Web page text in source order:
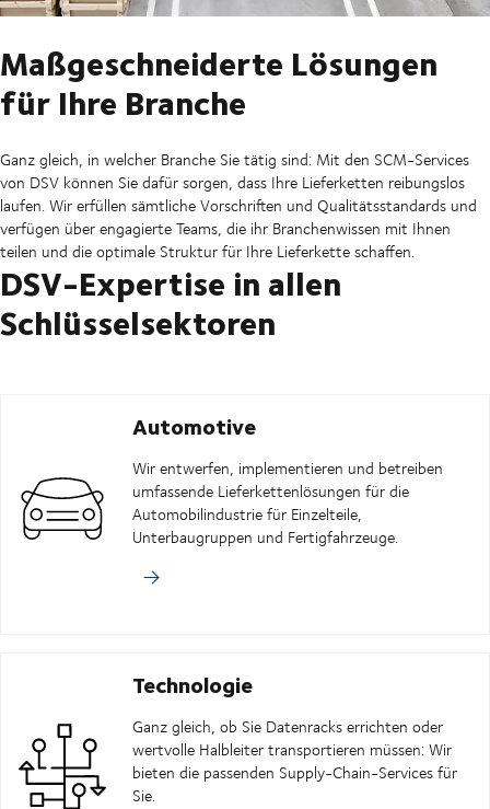
Maßgeschneiderte Lösungen
für Ihre Branche
Ganz gleich, in welcher Branche Sie tätig sind: Mit den SCM-Services
von DSV können Sie dafür sorgen, dass Ihre Lieferketten reibungslos
laufen. Wir erfüllen sämtliche Vorschriften und Qualitätsstandards und
verfügen über engagierte Teams, die ihr Branchenwissen mit Ihnen
teilen und die optimale Struktur für Ihre Lieferkette schaffen.
DSV-Expertise in allen
Schlüsselsektoren
Automotive
Wir entwerfen, implementieren und betreiben
umfassende Lieferkettenlösungen für die
Automobilindustrie für Einzelteile,
Unterbaugruppen und Fertigfahrzeuge.
Technologie
Ganz gleich, ob Sie Datenracks errichten oder
wertvolle Halbleiter transportieren müssen: Wir
bieten die passenden Supply-Chain-Services für
Sie.